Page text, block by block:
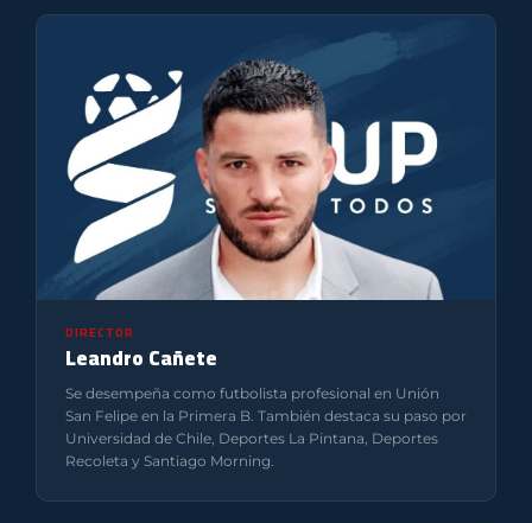
DIRECTOR
Leandro Cañete
Se desempeña como futbolista profesional en Unión
San Felipe en la Primera B. También destaca su paso por
Universidad de Chile, Deportes La Pintana, Deportes
Recoleta y Santiago Morning.